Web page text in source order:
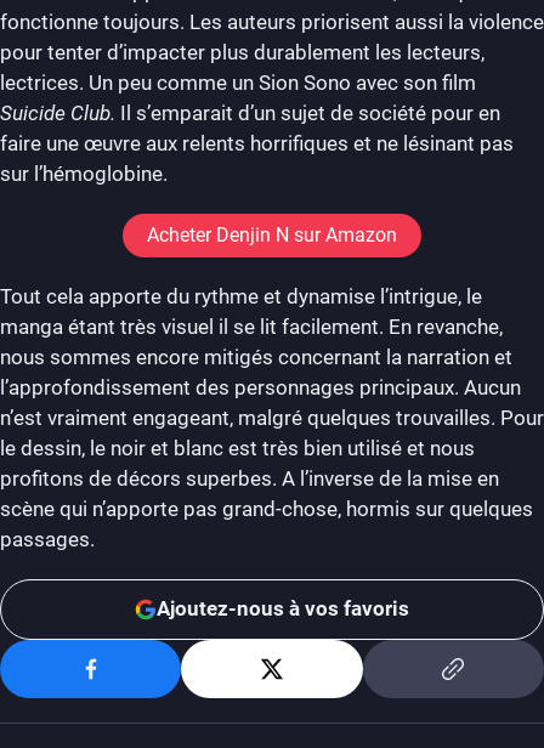
fonctionne toujours. Les auteurs priorisent aussi la violence
pour tenter d’impacter plus durablement les lecteurs,
lectrices. Un peu comme un Sion Sono avec son film
Suicide Club. Il s’emparait d’un sujet de société pour en
faire une œuvre aux relents horrifiques et ne lésinant pas
sur l’hémoglobine.
Acheter Denjin N sur Amazon
Tout cela apporte du rythme et dynamise l’intrigue, le
manga étant très visuel il se lit facilement. En revanche,
nous sommes encore mitigés concernant la narration et
l’approfondissement des personnages principaux. Aucun
n’est vraiment engageant, malgré quelques trouvailles. Pour
le dessin, le noir et blanc est très bien utilisé et nous
profitons de décors superbes. A l’inverse de la mise en
scène qui n’apporte pas grand-chose, hormis sur quelques
passages.
Ajoutez-nous à vos favoris